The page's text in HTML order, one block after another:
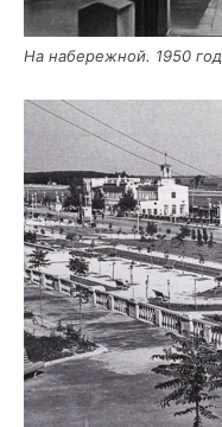
На набе­реж­ной. 1950 год